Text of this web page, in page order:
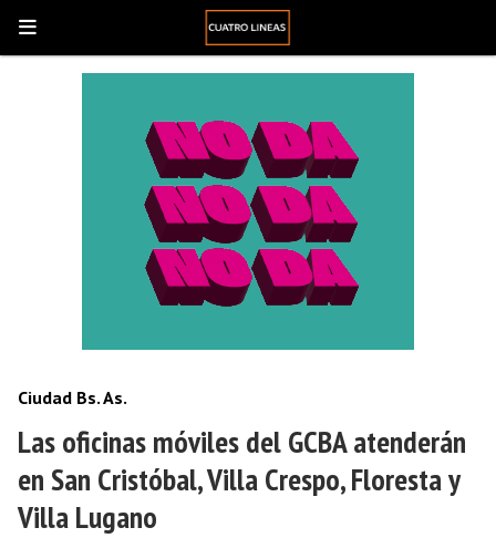
Las oficinas móviles del GCBA atenderán
en San Cristóbal, Villa Crespo, Floresta y
Villa Lugano
Ciudad Bs. As.